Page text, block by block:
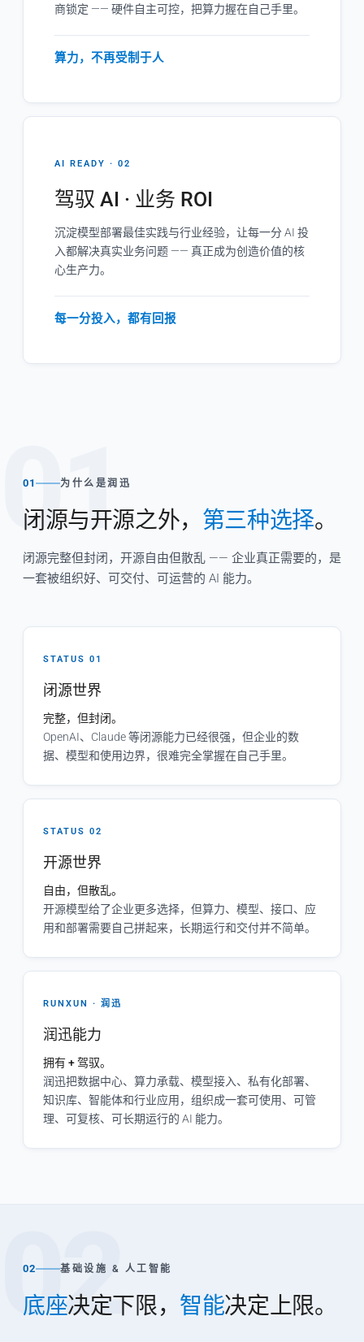
商锁定 —— 硬件自主可控，把算力握在自己手里。
算力，不再受制于人
AI READY · 02
驾驭 AI · 业务 ROI
沉淀模型部署最佳实践与行业经验，让每一分 AI 投
入都解决真实业务问题 —— 真正成为创造价值的核
心生产力。
每一分投入，都有回报
01
01 为什么是润迅
闭源与开源之外， 第三种选择。
闭源完整但封闭，开源自由但散乱 —— 企业真正需要的，是
一套被组织好、可交付、可运营的 AI 能力。
STATUS 01
闭源世界
完整，但封闭。
OpenAI、Claude 等闭源能力已经很强，但企业的数
据、模型和使用边界，很难完全掌握在自己手里。
STATUS 02
开源世界
自由，但散乱。
开源模型给了企业更多选择，但算力、模型、接口、应
用和部署需要自己拼起来，长期运行和交付并不简单。
RUNXUN · 润迅
润迅能力
拥有 + 驾驭。
润迅把数据中心、算力承载、模型接入、私有化部署、
知识库、智能体和行业应用，组织成一套可使用、可管
理、可复核、可长期运行的 AI 能力。
02
02 基础设施 & 人工智能
底座决定下限， 智能决定上限。